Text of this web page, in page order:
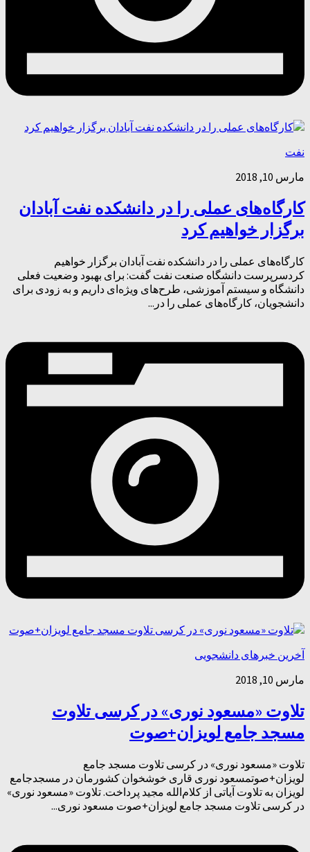
نفت
مارس 10, 2018
کارگاه‌های عملی را در دانشکده نفت آبادان
برگزار خواهیم کرد
کارگاه‌های عملی را در دانشکده نفت آبادان برگزار خواهیم
کردسرپرست دانشگاه صنعت نفت گفت: برای بهبود وضعیت فعلی
دانشگاه و سیستم آموزشی، طرح‌های ویژه‌ای داریم و به زودی برای
دانشجویان، کارگاه‌های عملی را در...
آخرین خبرهای دانشجویی
مارس 10, 2018
تلاوت «مسعود نوری» در کرسی تلاوت
مسجد جامع لویزان+صوت
تلاوت «مسعود نوری» در کرسی تلاوت مسجد جامع
لویزان+صوتمسعود نوری قاری خوشخوان کشورمان در مسجدجامع
لویزان به تلاوت آیاتی از کلام‌الله مجید پرداخت. تلاوت «مسعود نوری»
در کرسی تلاوت مسجد جامع لویزان+صوت مسعود نوری...